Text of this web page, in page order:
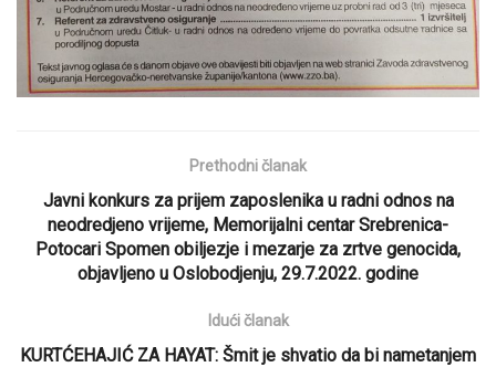
Prethodni članak
Javni konkurs za prijem zaposlenika u radni odnos na
neodredjeno vrijeme, Memorijalni centar Srebrenica-
Potocari Spomen obiljezje i mezarje za zrtve genocida,
objavljeno u Oslobodjenju, 29.7.2022. godine
Idući članak
KURTĆEHAJIĆ ZA HAYAT: Šmit je shvatio da bi nametanjem